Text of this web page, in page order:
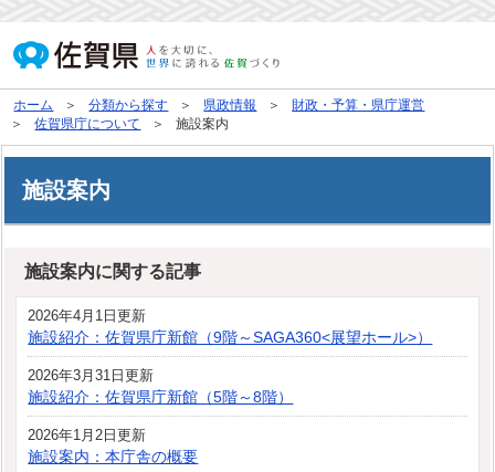
ホーム 分類から探す 県政情報
財政・予算・県庁運営
佐賀県庁について
施設案内
施設案内
施設案内に関する記事
2026年4月1日更新
施設紹介：佐賀県庁新館（9階～SAGA360<展望ホール>）
2026年3月31日更新
施設紹介：佐賀県庁新館（5階～8階）
2026年1月2日更新
施設案内：本庁舎の概要